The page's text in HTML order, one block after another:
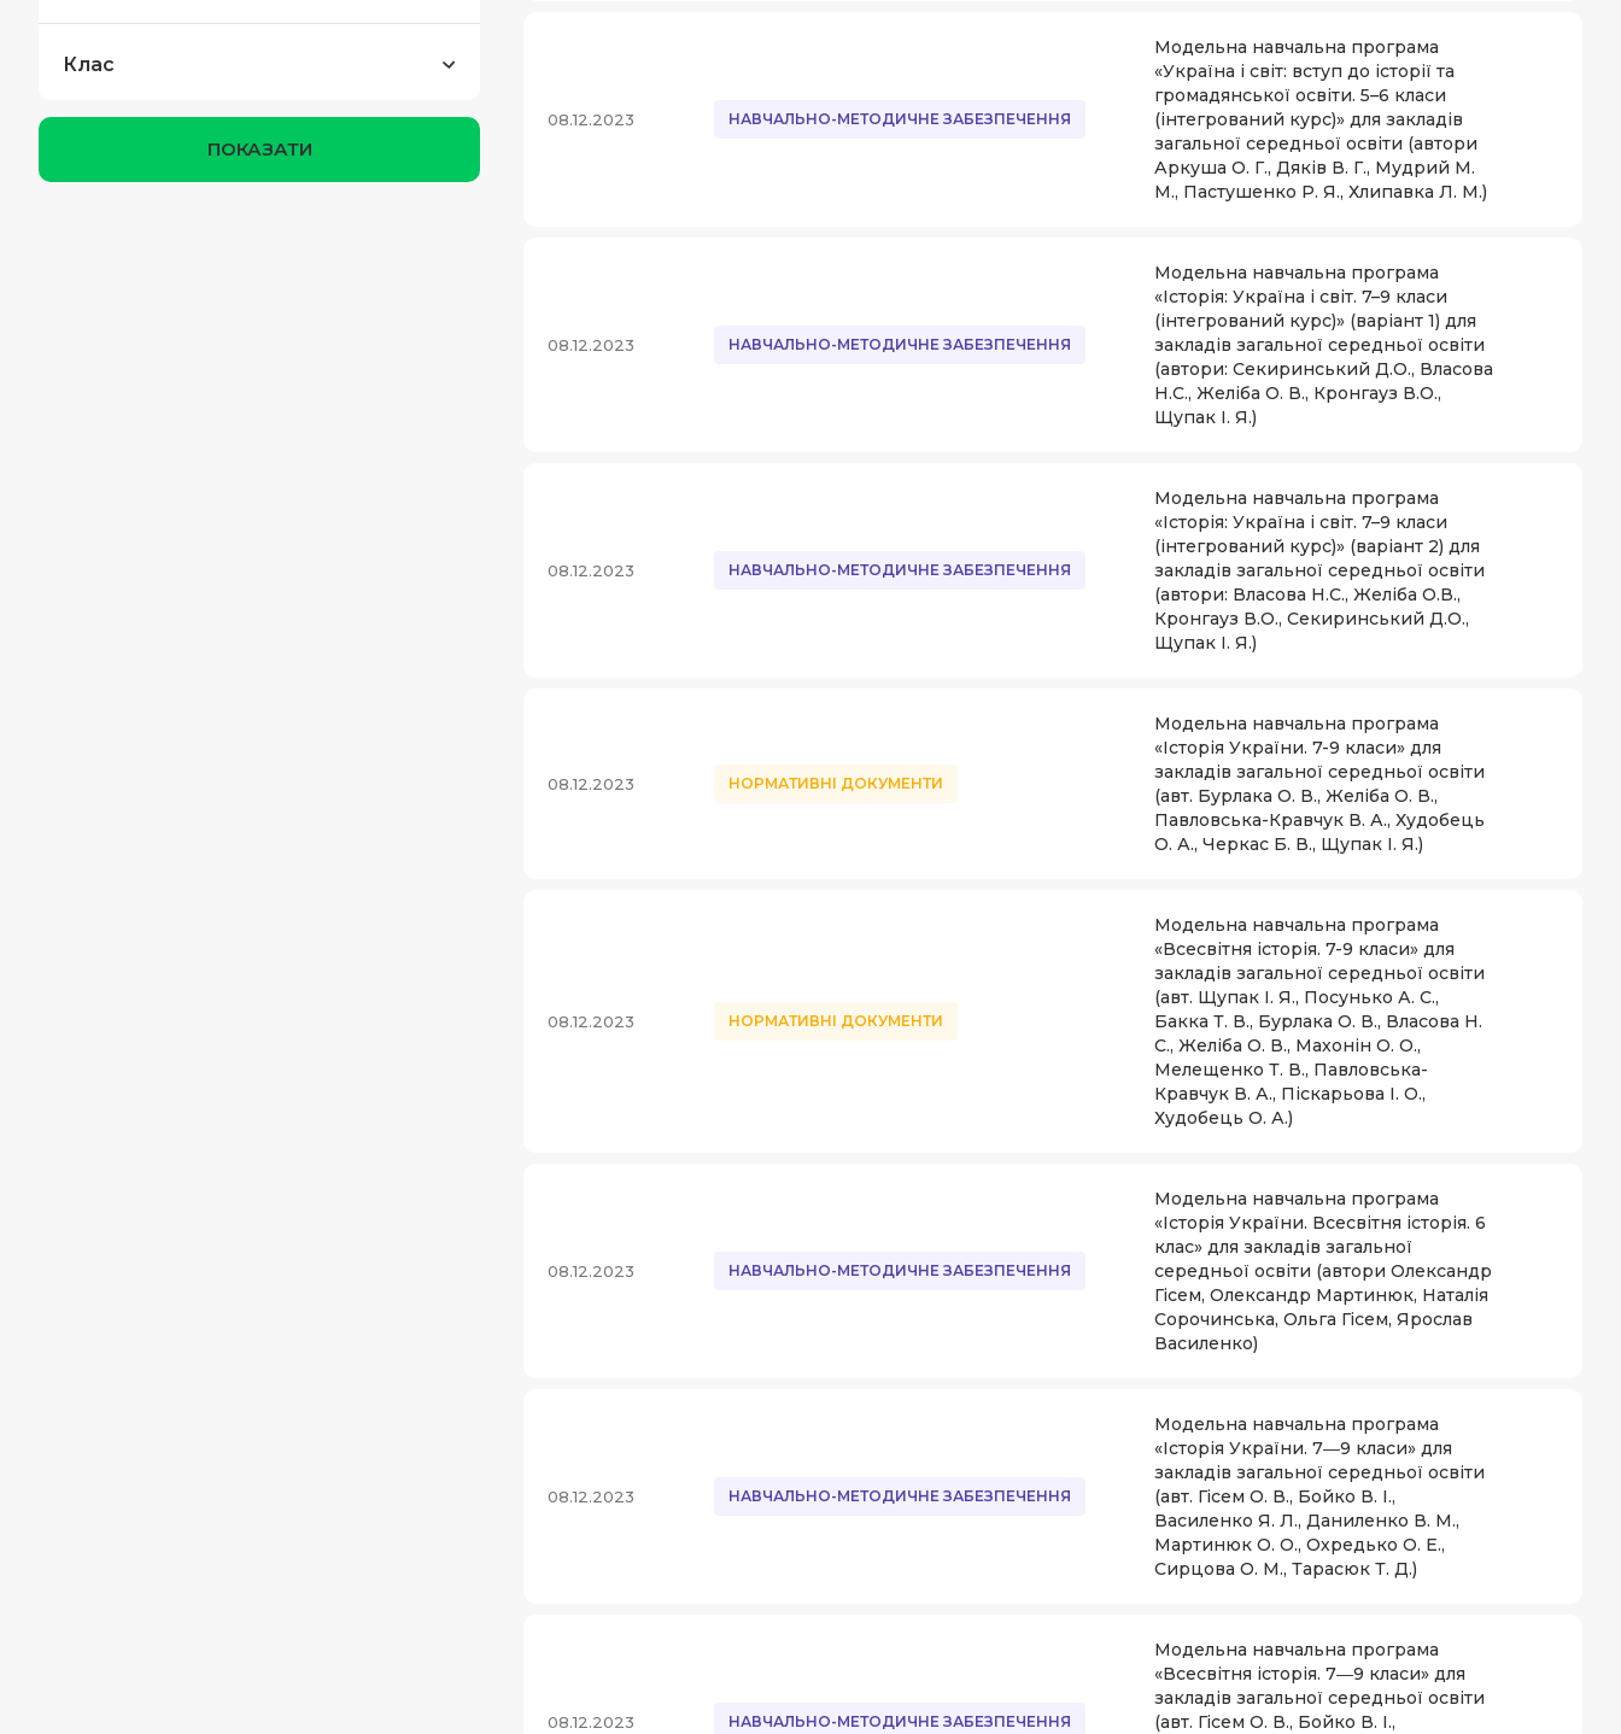
Клас
ПОКАЗАТИ
08.12.2023 НАВЧАЛЬНО-МЕТОДИЧНЕ ЗАБЕЗПЕЧЕННЯ
Модельна навчальна програма
«Україна і світ: вступ до історії та
громадянської освіти. 5–6 класи
(інтегрований курс)» для закладів
загальної середньої освіти (автори
Аркуша О. Г., Дяків В. Г., Мудрий М.
М., Пастушенко Р. Я., Хлипавка Л. М.)
08.12.2023 НАВЧАЛЬНО-МЕТОДИЧНЕ ЗАБЕЗПЕЧЕННЯ
Модельна навчальна програма
«Історія: Україна і світ. 7–9 класи
(інтегрований курс)» (варіант 1) для
закладів загальної середньої освіти
(автори: Секиринський Д.О., Власова
Н.С., Желіба О. В., Кронгауз В.О.,
Щупак І. Я.)
08.12.2023 НАВЧАЛЬНО-МЕТОДИЧНЕ ЗАБЕЗПЕЧЕННЯ
Модельна навчальна програма
«Історія: Україна і світ. 7–9 класи
(інтегрований курс)» (варіант 2) для
закладів загальної середньої освіти
(автори: Власова Н.С., Желіба О.В.,
Кронгауз В.О., Секиринський Д.О.,
Щупак І. Я.)
08.12.2023 НОРМАТИВНІ ДОКУМЕНТИ
Модельна навчальна програма
«Історія України. 7-9 класи» для
закладів загальної середньої освіти
(авт. Бурлака О. В., Желіба О. В.,
Павловська-Кравчук В. А., Худобець
О. А., Черкас Б. В., Щупак І. Я.)
08.12.2023 НОРМАТИВНІ ДОКУМЕНТИ
Модельна навчальна програма
«Всесвітня історія. 7-9 класи» для
закладів загальної середньої освіти
(авт. Щупак І. Я., Посунько А. С.,
Бакка Т. В., Бурлака О. В., Власова Н.
С., Желіба О. В., Махонін О. О.,
Мелещенко Т. В., Павловська-
Кравчук В. А., Піскарьова І. О.,
Худобець О. А.)
08.12.2023 НАВЧАЛЬНО-МЕТОДИЧНЕ ЗАБЕЗПЕЧЕННЯ
Модельна навчальна програма
«Історія України. Всесвітня історія. 6
клас» для закладів загальної
середньої освіти (автори Олександр
Гісем, Олександр Мартинюк, Наталія
Сорочинська, Ольга Гісем, Ярослав
Василенко)
08.12.2023 НАВЧАЛЬНО-МЕТОДИЧНЕ ЗАБЕЗПЕЧЕННЯ
Модельна навчальна програма
«Історія України. 7―9 класи» для
закладів загальної середньої освіти
(авт. Гісем О. В., Бойко В. І.,
Василенко Я. Л., Даниленко В. М.,
Мартинюк О. О., Охредько О. Е.,
Сирцова О. М., Тарасюк Т. Д.)
08.12.2023 НАВЧАЛЬНО-МЕТОДИЧНЕ ЗАБЕЗПЕЧЕННЯ
Модельна навчальна програма
«Всесвітня історія. 7―9 класи» для
закладів загальної середньої освіти
(авт. Гісем О. В., Бойко В. І.,